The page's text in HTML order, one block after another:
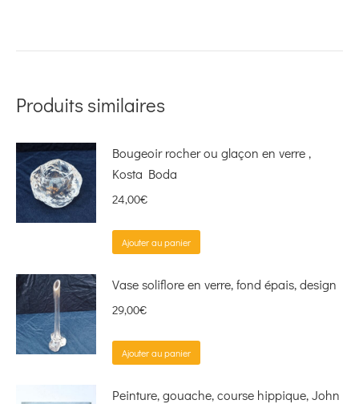
Produits similaires
Bougeoir rocher ou glaçon en verre ,
Kosta Boda
24,00€
Ajouter au panier
Vase soliflore en verre, fond épais, design
29,00€
Ajouter au panier
Peinture, gouache, course hippique, John